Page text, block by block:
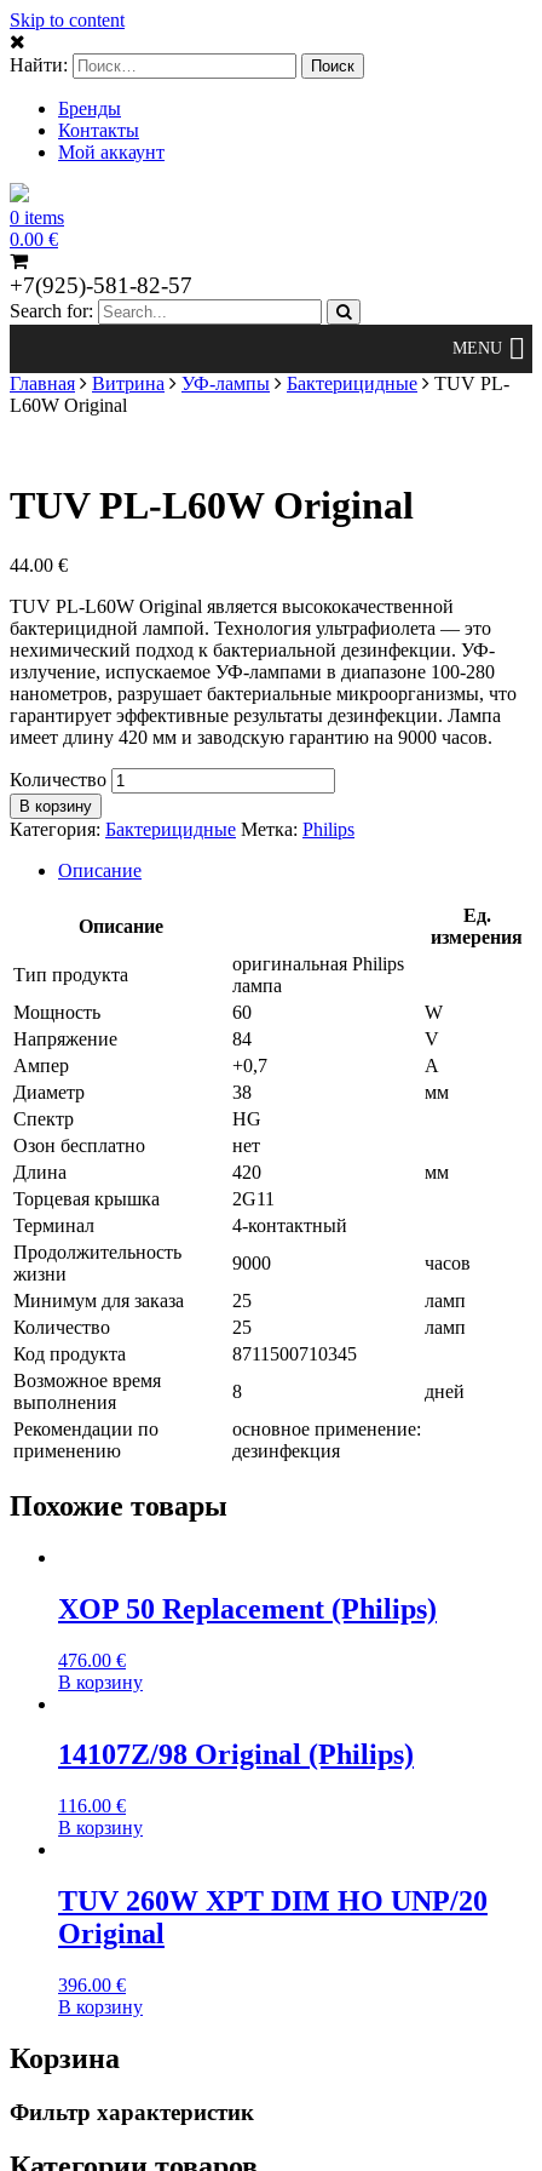
Skip to content
Найти:
Бренды
Контакты
Мой аккаунт
0 items
0.00 €
+7(925)-581-82-57
Search for:
Главная Витрина УФ-лампы Бактерицидные
TUV PL-
L60W Original
TUV PL-L60W Original
44.00 €
TUV PL-L60W Original является высококачественной
бактерицидной лампой. Технология ультрафиолета — это
нехимический подход к бактериальной дезинфекции. УФ-
излучение, испускаемое УФ-лампами в диапазоне 100-280
нанометров, разрушает бактериальные микроорганизмы, что
гарантирует эффективные результаты дезинфекции. Лампа
имеет длину 420 мм и заводскую гарантию на 9000 часов.
Количество
В корзину
Категория: Бактерицидные Метка: Philips
Описание
Описание
Ед.
измерения
Тип продукта
оригинальная Philips
лампа
Мощность
60
W
Напряжение
84
V
Ампер
+0,7
A
Диаметр
38
мм
Спектр
HG
Озон бесплатно
нет
Длина
420
мм
Торцевая крышка
2G11
Терминал
4-контактный
Продолжительность
жизни
9000
часов
Минимум для заказа
25
ламп
Количество
25
ламп
Код продукта
8711500710345
Возможное время
выполнения
8
дней
Рекомендации по
применению
основное применение:
дезинфекция
Похожие товары
XOP 50 Replacement (Philips)
476.00 €
В корзину
14107Z/98 Original (Philips)
116.00 €
В корзину
TUV 260W XPT DIM HO UNP/20
Original
396.00 €
В корзину
Корзина
Фильтр характеристик